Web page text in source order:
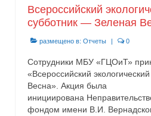
Всероссийский
субботник — Зеленая
размещено в: Отчеты | 0
Сотрудники МБУ «ГЦОиТ»
«Всероссийский
Весна». Акция была
инициирована
фондом имени В.И.